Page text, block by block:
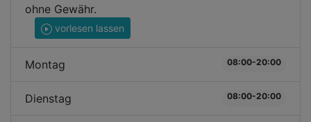
ohne Gewähr.
vorlesen lassen
Montag 08:00-20:00
Dienstag 08:00-20:00